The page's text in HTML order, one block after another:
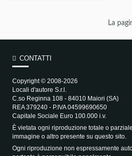
La
CONTATTI
Copyright © 2008-2026
Locali d'autore S.r.l.
C.so Reginna 108 - 84010 Maiori (SA)
REA 379240 - P.IVA 04599690650
Capitale Sociale Euro 100.000 i.v.
È vietata ogni riproduzione totale o
immagine o altro presente su questo sito.
Ogni riproduzione non espressamente